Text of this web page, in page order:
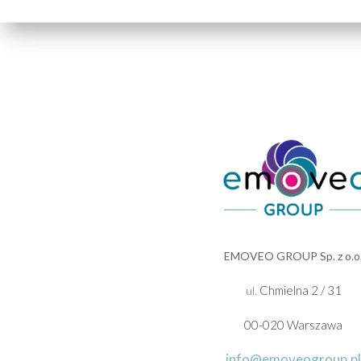
EMOVEO GROUP Sp. z o.o.
ul. Chmielna 2 / 31
00-020 Warszawa